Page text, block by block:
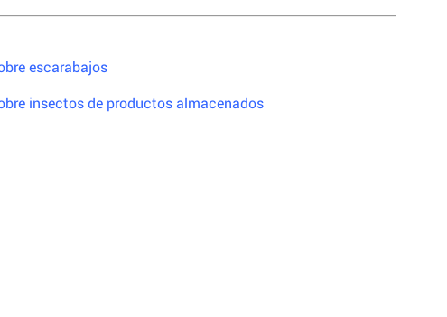
escarabajos
insectos de productos almacenados